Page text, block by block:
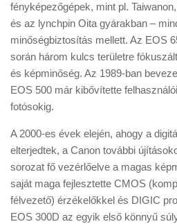
fényképezőgépek, mint pl.
és az lynchpin Oita gyárakban –
minőségbiztosítás mellett. Az EOS
során három kulcs területre
és képminőség. Az 1989-ban
EOS 500 már kibővítette
fotósokig.
A 2000-es évek elején, ahogy a
elterjedtek, a Canon további
sorozat fő vezérlőelve a magas
saját maga fejlesztette CMOS
félvezető) érzékelőkkel és DIGIC
EOS 300D az egyik első könnyű